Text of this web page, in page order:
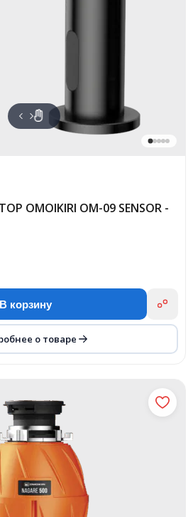
OMOIKIRI OM-09 SENSOR -
В корзину
о товаре